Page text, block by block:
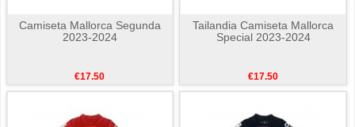
Camiseta Mallorca Segunda
2023-2024
€17.50
Tailandia Camiseta Mallorca
Special 2023-2024
€17.50